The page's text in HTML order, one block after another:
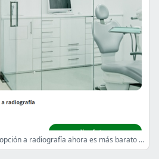
Limpieza bucal y pulido con opción a radiografía ahora es más barato – Descúbrelo.